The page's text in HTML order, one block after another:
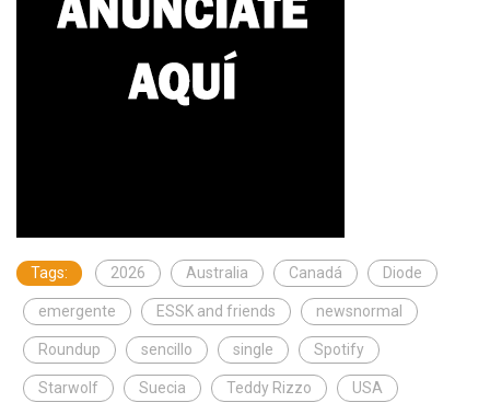
Tags: 2026 Australia Canadá Diode
emergente ESSK and friends newsnormal
Roundup sencillo single Spotify
Starwolf Suecia Teddy Rizzo USA